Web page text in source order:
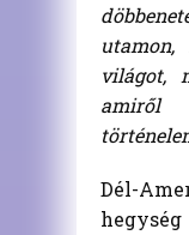
világot,
Dél-